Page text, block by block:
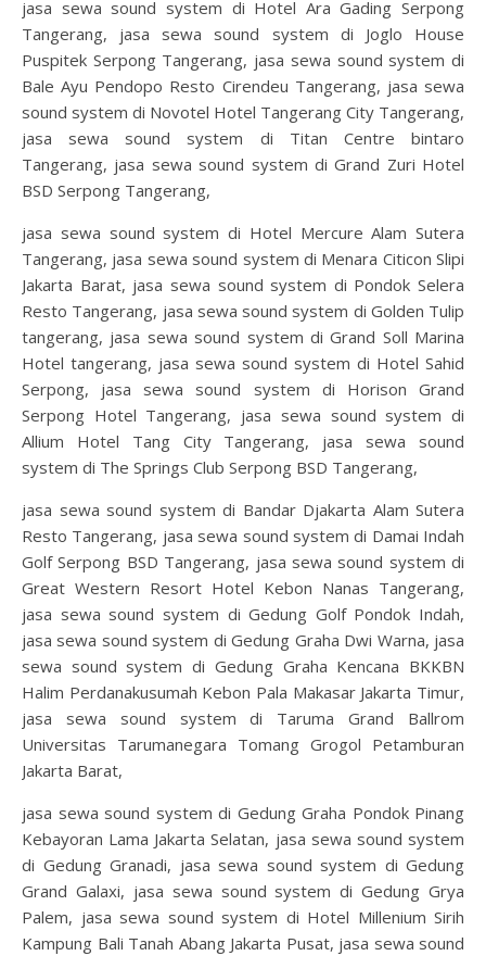
jasa sewa sound system di Hotel Ara Gading Serpong
Tangerang, jasa sewa sound system di Joglo House
Puspitek Serpong Tangerang, jasa sewa sound system di
Bale Ayu Pendopo Resto Cirendeu Tangerang, jasa sewa
sound system di Novotel Hotel Tangerang City Tangerang,
jasa sewa sound system di Titan Centre bintaro
Tangerang, jasa sewa sound system di Grand Zuri Hotel
BSD Serpong Tangerang,
jasa sewa sound system di Hotel Mercure Alam Sutera
Tangerang, jasa sewa sound system di Menara Citicon Slipi
Jakarta Barat, jasa sewa sound system di Pondok Selera
Resto Tangerang, jasa sewa sound system di Golden Tulip
tangerang, jasa sewa sound system di Grand Soll Marina
Hotel tangerang, jasa sewa sound system di Hotel Sahid
Serpong, jasa sewa sound system di Horison Grand
Serpong Hotel Tangerang, jasa sewa sound system di
Allium Hotel Tang City Tangerang, jasa sewa sound
system di The Springs Club Serpong BSD Tangerang,
jasa sewa sound system di Bandar Djakarta Alam Sutera
Resto Tangerang, jasa sewa sound system di Damai Indah
Golf Serpong BSD Tangerang, jasa sewa sound system di
Great Western Resort Hotel Kebon Nanas Tangerang,
jasa sewa sound system di Gedung Golf Pondok Indah,
jasa sewa sound system di Gedung Graha Dwi Warna, jasa
sewa sound system di Gedung Graha Kencana BKKBN
Halim Perdanakusumah Kebon Pala Makasar Jakarta Timur,
jasa sewa sound system di Taruma Grand Ballrom
Universitas Tarumanegara Tomang Grogol Petamburan
Jakarta Barat,
jasa sewa sound system di Gedung Graha Pondok Pinang
Kebayoran Lama Jakarta Selatan, jasa sewa sound system
di Gedung Granadi, jasa sewa sound system di Gedung
Grand Galaxi, jasa sewa sound system di Gedung Grya
Palem, jasa sewa sound system di Hotel Millenium Sirih
Kampung Bali Tanah Abang Jakarta Pusat, jasa sewa sound